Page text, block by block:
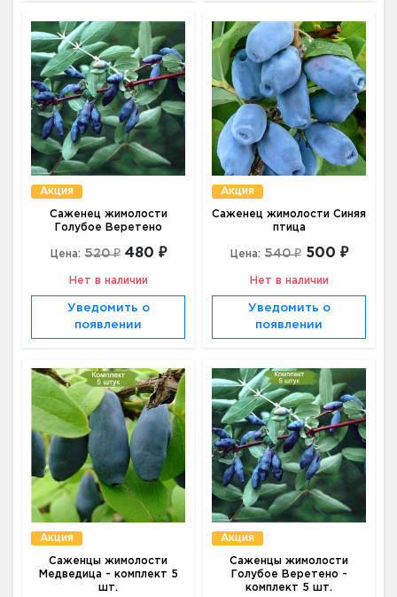
Акция
Саженец жимолости
Голубое Веретено
Цена: 520 ₽ 480 ₽
Нет в наличии
Уведомить о
появлении
Акция
Саженец жимолости Синяя
птица
Цена: 540 ₽ 500 ₽
Нет в наличии
Уведомить о
появлении
Акция
Саженцы жимолости
Медведица - комплект 5
шт.
Акция
Саженцы жимолости
Голубое Веретено -
комплект 5 шт.